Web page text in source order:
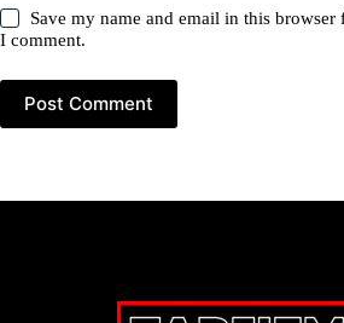
Save my name and email in this browser
I comment.
Post Comment